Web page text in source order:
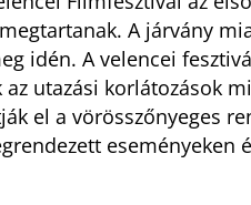
A járvány
idén. A velencei
utazási korlátozások
el a vörösszőnyeges
eseményeken